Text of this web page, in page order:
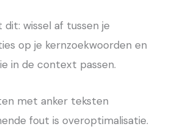
wissel af tussen je
op je kernzoekwoorden en
in de context passen.
met anker teksten
fout is overoptimalisatie.